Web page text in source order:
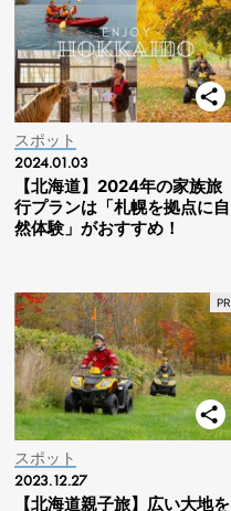
スポット
2024.01.03
【北海道】2024年の家族旅
行プランは「札幌を拠点に自
然体験」がおすすめ！
スポット
2023.12.27
【北海道親子旅】広い大地を